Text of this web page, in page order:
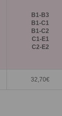
B1-B3
B1-C1
B1-C2
C1-E1
C2-E2
32,70€